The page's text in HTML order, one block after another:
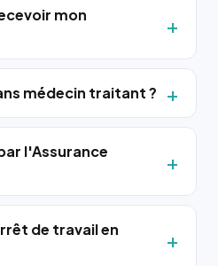
mon
médecin traitant ?
l'Assurance
de travail en